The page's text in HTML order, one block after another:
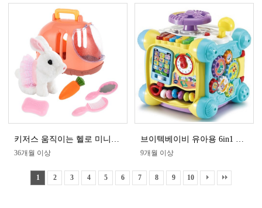
36개월 이상 9개월 이상
1 2 3 4 5 6 7 8 9 10